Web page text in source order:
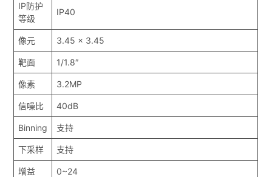
IP防护
等级
IP40
像元 3.45 x 3.45
靶面 1/1.8″
像素 3.2MP
信噪比 40dB
Binning 支持
下采样 支持
增益 0~24